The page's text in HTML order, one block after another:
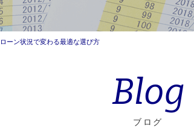
ーン状況で変わる最適な選び方
Blog
ブログ